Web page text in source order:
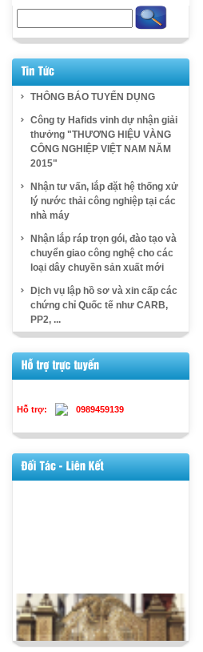
THÔNG BÁO TUYỂN DỤNG
Công ty Hafids vinh dự nhận giải
thưởng "THƯƠNG HIỆU VÀNG
CÔNG NGHIỆP VIỆT NAM NĂM
2015"
Nhận tư vấn, lắp đặt hệ thống xử
lý nước thải công nghiệp tại các
nhà máy
Nhận lắp ráp trọn gói, đào tạo và
chuyển giao công nghệ cho các
loại dây chuyền sản xuất mới
Dịch vụ lập hồ sơ và xin cấp các
chứng chỉ Quốc tế như CARB,
PP2, ...
Hỗ trợ: 0989459139